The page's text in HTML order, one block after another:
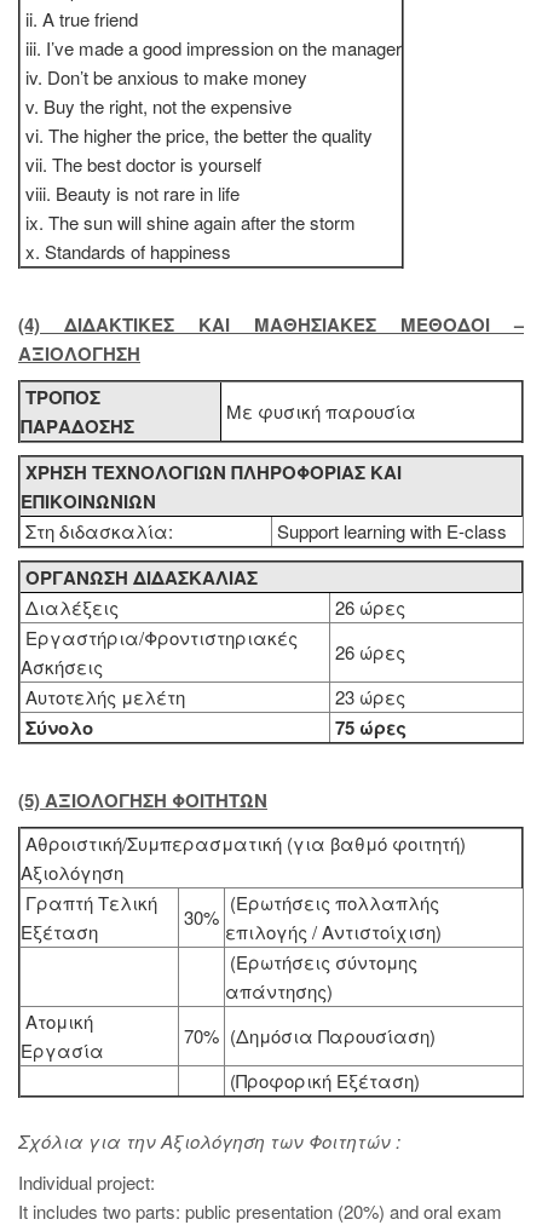
ii. A true friend
iii. I’ve made a good impression on the manager
iv. Don’t be anxious to make money
v. Buy the right, not the expensive
vi. The higher the price, the better the quality
vii. The best doctor is yourself
viii. Beauty is not rare in life
ix. The sun will shine again after the storm
x. Standards of happiness
(4) ΔΙΔΑΚΤΙΚΕΣ KAI ΜΑΘΗΣΙΑΚΕΣ ΜΕΘΟΔΟΙ –
ΑΞΙΟΛΟΓΗΣΗ
ΤΡΟΠΟΣ
ΠΑΡΑΔΟΣΗΣ
Με φυσική παρουσία
ΧΡΗΣΗ ΤΕΧΝΟΛΟΓΙΩΝ ΠΛΗΡΟΦΟΡΙΑΣ ΚΑΙ
ΕΠΙΚΟΙΝΩΝΙΩΝ
Στη διδασκαλία: Support learning with E-class
ΟΡΓΑΝΩΣΗ ΔΙΔΑΣΚΑΛΙΑΣ
Διαλέξεις
26 ώρες
Εργαστήρια/Φροντιστηριακές
Ασκήσεις
26 ώρες
Αυτοτελής μελέτη
23 ώρες
Σύνολο 75 ώρες
(5) ΑΞΙΟΛΟΓΗΣΗ ΦΟΙΤΗΤΩΝ
Αθροιστική/Συμπερασματική (για βαθμό φοιτητή)
Αξιολόγηση
Γραπτή Τελική
Εξέταση
30%
(Ερωτήσεις πολλαπλής
επιλογής / Αντιστοίχιση)
(Ερωτήσεις σύντομης
απάντησης)
Ατομική
Εργασία
70% (Δημόσια Παρουσίαση)
(Προφορική Εξέταση)
Σχόλια για την Αξιολόγηση των Φοιτητών :
Individual project:
It includes two parts: public presentation (20%) and oral exam